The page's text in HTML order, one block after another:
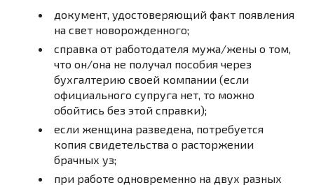
документ, удостоверяющий факт появления
на свет новорожденного;
справка от работодателя мужа/жены о том,
что он/она не получал пособия через
бухгалтерию своей компании (если
официального супруга нет, то можно
обойтись без этой справки);
если женщина разведена, потребуется
копия свидетельства о расторжении
брачных уз;
при работе одновременно на двух разных